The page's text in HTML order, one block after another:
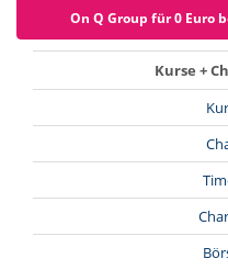
On Q Group für 0 Euro
Kurse +